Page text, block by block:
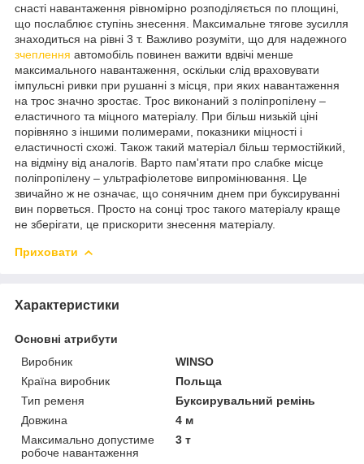
снасті навантаження рівномірно розподіляється по площині,
що послаблює ступінь знесення. Максимальне тягове зусилля
знаходиться на рівні 3 т. Важливо розуміти, що для надежного
зчеплення автомобіль повинен важити вдвічі менше
максимального навантаження, оскільки слід враховувати
імпульсні ривки при рушанні з місця, при яких навантаження
на трос значно зростає. Трос виконаний з поліпропілену –
еластичного та міцного матеріалу. При більш низькій ціні
порівняно з іншими полимерами, показники міцності і
еластичності схожі. Також такий матеріал більш термостійкий,
на відміну від аналогів. Варто пам'ятати про слабке місце
поліпропілену – ультрафіолетове випромінювання. Це
звичайно ж не означає, що сонячним днем ​​при буксируванні
вин порветься. Просто на сонці трос такого матеріалу краще
не зберігати, це прискорити знесення матеріалу.
Приховати
Характеристики
Основні атрибути
Виробник
WINSO
Країна виробник
Польща
Тип ременя
Буксирувальний ремінь
Довжина
4 м
Максимально допустиме
робоче навантаження
3 т